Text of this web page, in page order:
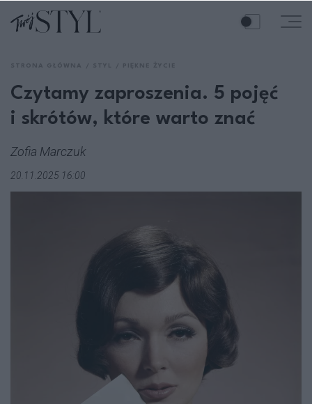
Czytamy zaproszenia. 5 pojęć
i skrótów, które warto znać
Zofia Marczuk
20.11.2025 16:00